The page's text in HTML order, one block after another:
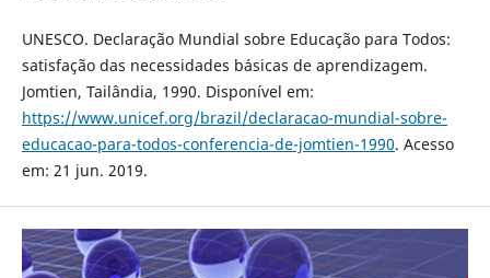
UNESCO. Declaração Mundial sobre Educação para Todos:
satisfação das necessidades básicas de aprendizagem.
Jomtien, Tailândia, 1990. Disponível em:
https://www.unicef.org/brazil/declaracao-mundial-sobre-
educacao-para-todos-conferencia-de-jomtien-1990. Acesso
em: 21 jun. 2019.